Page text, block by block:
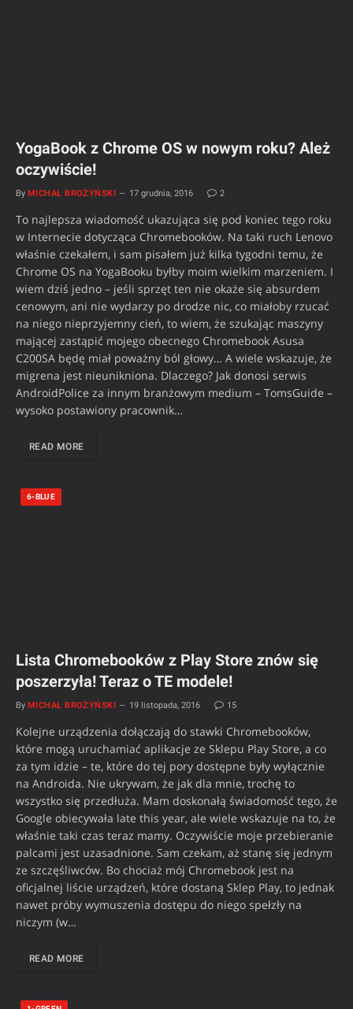
YogaBook z Chrome OS w nowym roku? Ależ
oczywiście!
By MICHAŁ BROŻYŃSKI 17 grudnia, 2016 2
To najlepsza wiadomość ukazująca się pod koniec tego roku
w Internecie dotycząca Chromebooków. Na taki ruch Lenovo
właśnie czekałem, i sam pisałem już kilka tygodni temu, że
Chrome OS na YogaBooku byłby moim wielkim marzeniem. I
wiem dziś jedno – jeśli sprzęt ten nie okaże się absurdem
cenowym, ani nie wydarzy po drodze nic, co miałoby rzucać
na niego nieprzyjemny cień, to wiem, że szukając maszyny
mającej zastąpić mojego obecnego Chromebook Asusa
C200SA będę miał poważny ból głowy… A wiele wskazuje, że
migrena jest nieunikniona. Dlaczego? Jak donosi serwis
AndroidPolice za innym branżowym medium – TomsGuide –
wysoko postawiony pracownik…
READ MORE
6-BLUE
Lista Chromebooków z Play Store znów się
poszerzyła! Teraz o TE modele!
By MICHAŁ BROŻYŃSKI 19 listopada, 2016 15
Kolejne urządzenia dołączają do stawki Chromebooków,
które mogą uruchamiać aplikacje ze Sklepu Play Store, a co
za tym idzie – te, które do tej pory dostępne były wyłącznie
na Androida. Nie ukrywam, że jak dla mnie, trochę to
wszystko się przedłuża. Mam doskonałą świadomość tego, że
Google obiecywała late this year, ale wiele wskazuje na to, że
właśnie taki czas teraz mamy. Oczywiście moje przebieranie
palcami jest uzasadnione. Sam czekam, aż stanę się jednym
ze szczęśliwców. Bo chociaż mój Chromebook jest na
oficjalnej liście urządzeń, które dostaną Sklep Play, to jednak
nawet próby wymuszenia dostępu do niego spełzły na
niczym (w…
READ MORE